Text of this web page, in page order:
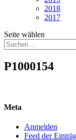
2018
2017
Seite wählen
P1000154
Meta
Anmelden
Feed der